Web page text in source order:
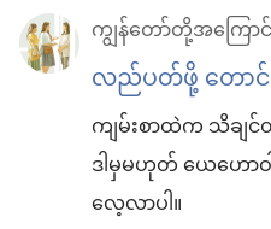
ကျွန်တော်တို့အကြော
လည်ပတ်ဖို့ တောင်
ကျမ်းစာထဲက သိချင်
ဒါမှမဟုတ် ယေဟော
လေ့လာပါ။